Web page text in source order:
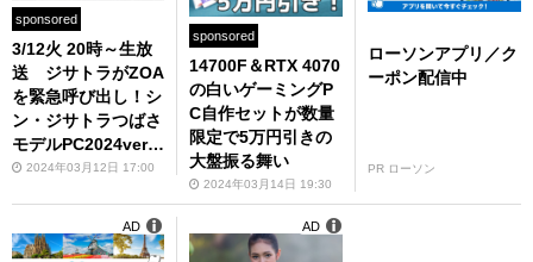
sponsored
3/12火 20時～生放
送 ジサトラがZOA
を緊急呼び出し！シ
ン・ジサトラつばさ
モデルPC2024verと
は？放送のお知らせ
2024年03月12日 17:00
sponsored
14700F＆RTX 4070
の白いゲーミングP
C自作セットが数量
限定で5万円引きの
大盤振る舞い
2024年03月14日 19:30
ローソンアプリ／ク
ーポン配信中
PR ローソン
AD AD